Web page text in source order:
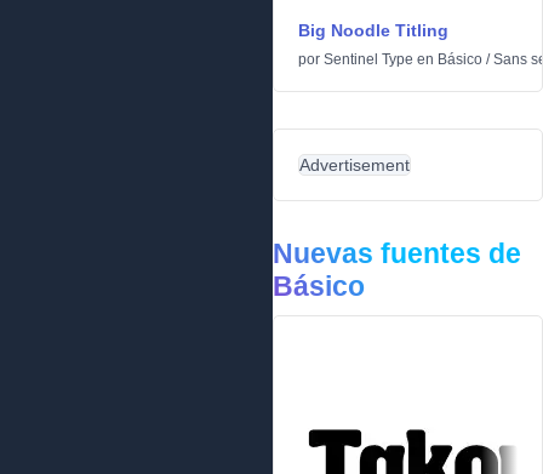
Big Noodle Titling
por Sentinel Type en Básico /Sans
Advertisement
Nuevas fuentes de
Básico